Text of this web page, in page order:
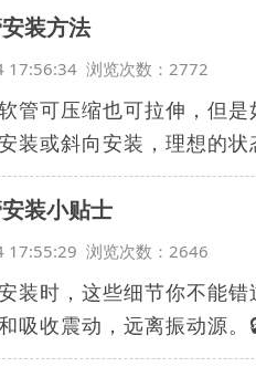
装方法
17:56:34 浏览次数：2772
管可压缩也可拉伸，但
装或斜向安装，理想的
装小贴士
17:55:29 浏览次数：2646
装时，这些细节你不能
吸收震动，远离振动源